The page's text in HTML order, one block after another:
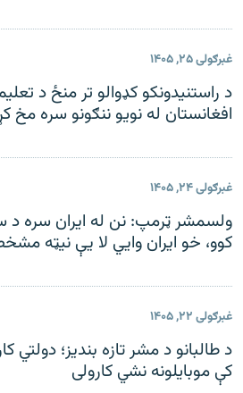
غبرګولی ۲۵, ۱۴۰۵
د راستنیدونکو کډوالو تر منځ د
افغانستان له نویو ننګونو سره مخ
غبرګولی ۲۴, ۱۴۰۵
ولسمشر ټرمپ: نن له ایران سره د
کوو، خو ایران وايي لا يې نیټه
غبرګولی ۲۲, ۱۴۰۵
د طالبانو د مشر تازه بندیز؛ دولتي
کې موبایلونه نشي کارولی